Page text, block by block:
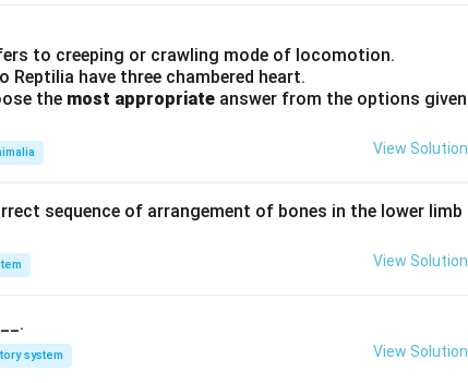
એ પ્રાથમિક લસિકા અંગો છે.
અંગો છે.
to creeping or crawling mode of locomotion.
have three chambered heart.
the most appropriate answer from the options given
View Solution
sequence of arrangement of bones in the lower limb
View Solution
system View Solution